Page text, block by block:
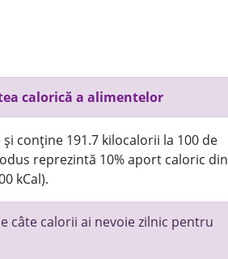
calorică a alimentelor
conține 191.7 kilocalorii la 100 de
reprezintă 10% aport caloric din
kCal).
câte calorii ai nevoie zilnic pentru